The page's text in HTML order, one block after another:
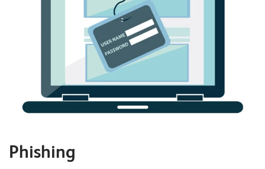
N
e
w
E
v
Phishing